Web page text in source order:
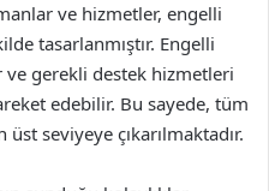
ve hizmetler, engelli
tasarlanmıştır. Engelli
ve gerekli destek hizmetleri
edebilir. Bu sayede, tüm
seviyeye çıkarılmaktadır.